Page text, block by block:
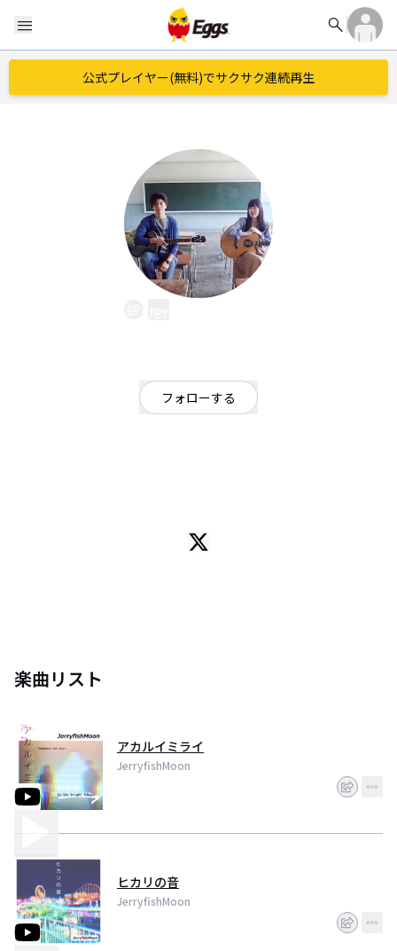
menu search
公式プレイヤー(無料)でサクサク連続再生
フォローする
2018年 世界一のプラネタリウムでワンマンライブ開催など活動を広げている
楽曲リスト
アカルイミライ
JerryfishMoon
ヒカリの音
JerryfishMoon